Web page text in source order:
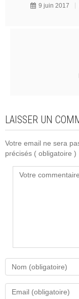
9 juin 2017
LAISSER UN
Votre email ne sera
précisés ( obligatoire )